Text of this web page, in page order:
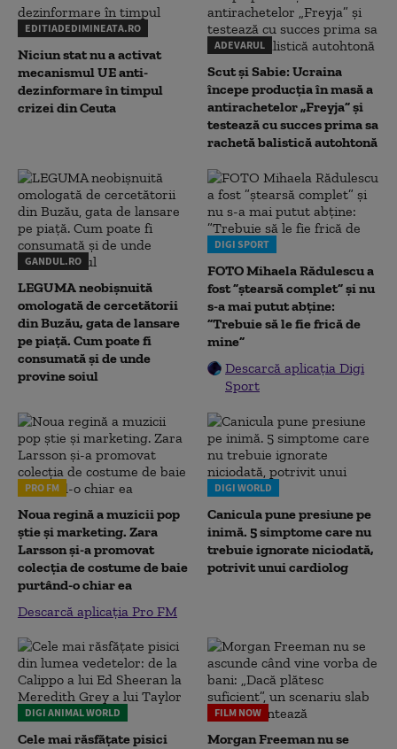
EDITIADEDIMINEATA.RO
Niciun stat nu a activat
mecanismul UE anti-
dezinformare în timpul
crizei din Ceuta
ADEVARUL
Scut și Sabie: Ucraina
începe producția în masă a
antirachetelor „Freyja” și
testează cu succes prima sa
rachetă balistică autohtonă
GANDUL.RO
LEGUMA neobișnuită
omologată de cercetătorii
din Buzău, gata de lansare
pe piață. Cum poate fi
consumată și de unde
provine soiul
DIGI SPORT
FOTO Mihaela Rădulescu a
fost ”ștearsă complet” și nu
s-a mai putut abține:
”Trebuie să le fie frică de
mine”
Descarcă aplicația Digi
Sport
PRO FM
Noua regină a muzicii pop
știe și marketing. Zara
Larsson și-a promovat
colecția de costume de baie
purtând-o chiar ea
Descarcă aplicația Pro FM
DIGI WORLD
Canicula pune presiune pe
inimă. 5 simptome care nu
trebuie ignorate niciodată,
potrivit unui cardiolog
DIGI ANIMAL WORLD
Cele mai răsfățate pisici
FILM NOW
Morgan Freeman nu se